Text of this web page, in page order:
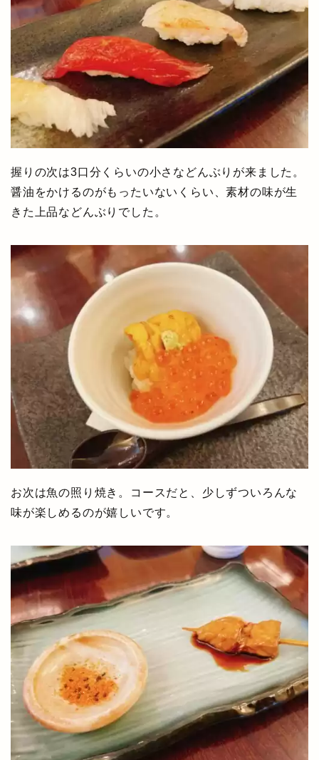
握りの次は3口分くらいの小さなどんぶりが来ました。
醤油をかけるのがもったいないくらい、素材の味が生
きた上品などんぶりでした。
お次は魚の照り焼き。コースだと、少しずついろんな
味が楽しめるのが嬉しいです。